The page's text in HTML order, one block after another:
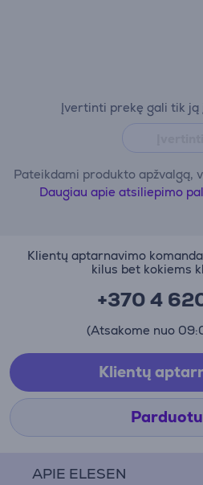
Įvertinti prekę gali tik
Pateikdami produkto apžvalgą,
Daugiau apie atsiliepimo
APIE ELESEN
Klientų aptarnavimo
kilus bet kokiems
+370 4
(Atsakome nuo
Klientų